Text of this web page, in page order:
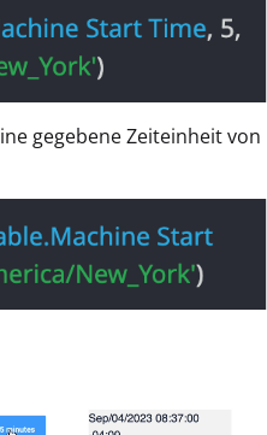
gegebene Zeiteinheit von